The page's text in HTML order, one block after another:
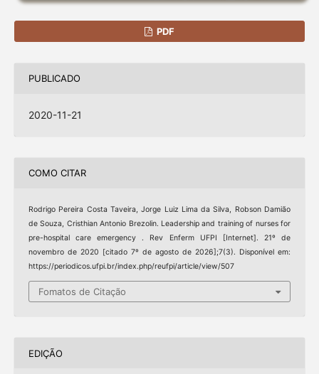
PDF
PUBLICADO
2020-11-21
COMO CITAR
Rodrigo Pereira Costa Taveira, Jorge Luiz Lima da Silva, Robson Damião
de Souza, Cristhian Antonio Brezolin. Leadership and training of nurses for
pre-hospital care emergency . Rev Enferm UFPI [Internet]. 21º de
novembro de 2020 [citado 7º de agosto de 2026];7(3). Disponível em:
https://periodicos.ufpi.br/index.php/reufpi/article/view/507
Fomatos de Citação
EDIÇÃO